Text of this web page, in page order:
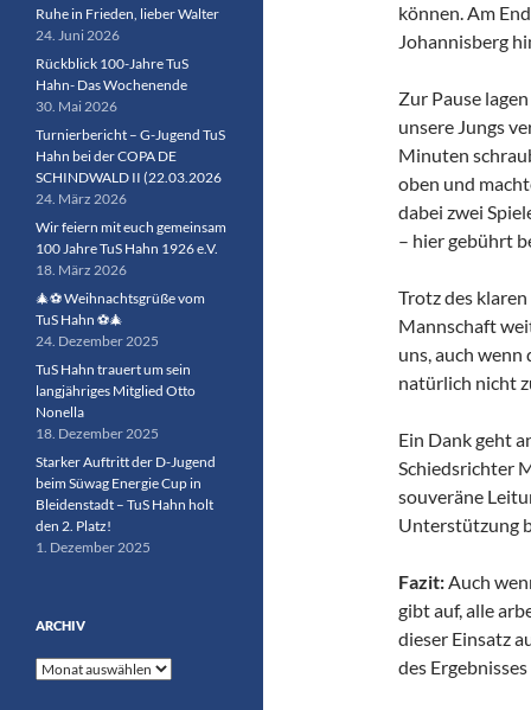
können. Am
Johannisberg
Zur Pause
unsere Jungs
Minuten
oben und
dabei zwei
– hier gebührt
Trotz des
Mannschaft
uns, auch
natürlich nicht
Ein Dank geht
Schiedsrichter
souveräne
Unterstützung
Fazit:Auch
gibt auf, alle
dieser Einsatz
des
Ruhe in Frieden, lieber Walter
24. Juni 2026
Rückblick 100-Jahre TuS
Hahn- Das Wochenende
30. Mai 2026
Turnierbericht – G-Jugend TuS
Hahn bei der COPA DE
SCHINDWALD II (22.03.2026
24. März 2026
Wir feiern mit euch gemeinsam
100 Jahre TuS Hahn 1926 e.V.
18. März 2026
🎄⚽ Weihnachtsgrüße vom
TuS Hahn ⚽🎄
24. Dezember 2025
TuS Hahn trauert um sein
langjähriges Mitglied Otto
Nonella
18. Dezember 2025
Starker Auftritt der D-Jugend
beim Süwag Energie Cup in
Bleidenstadt – TuS Hahn holt
den 2. Platz!
1. Dezember 2025
ARCHIV
Archiv